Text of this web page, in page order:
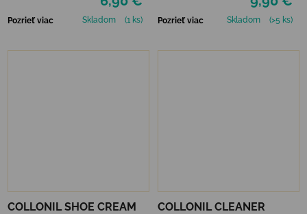
Pozrieť viac Skladom (1 ks) Pozrieť viac Skladom (>5 ks)
COLLONIL SHOE CREAM
COLLONIL CLEANER